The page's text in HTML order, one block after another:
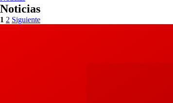
Noticias
1 2 Siguiente